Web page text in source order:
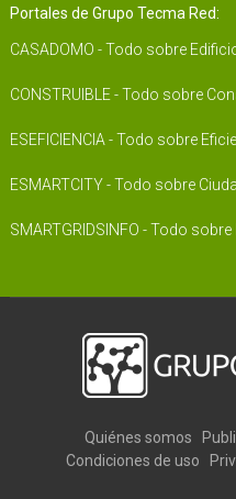
Portales de Grupo Tecma Red:
CASADOMO - Todo sobre
CONSTRUIBLE - Todo sobre
ESEFICIENCIA - Todo sobre
ESMARTCITY - Todo sobre
SMARTGRIDSINFO - Todo
Quiénes somos
Condiciones de uso